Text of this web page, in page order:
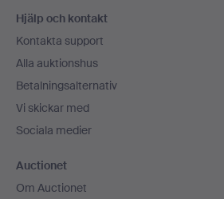
Hjälp och kontakt
Kontakta support
Alla auktionshus
Betalningsalternativ
Vi skickar med
Sociala medier
Auctionet
Om Auctionet